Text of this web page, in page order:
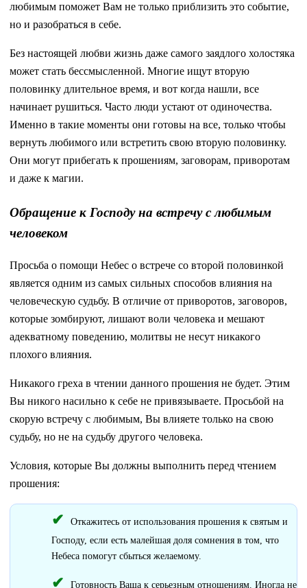
любимым поможет Вам не только приблизить это событие,
но и разобраться в себе.
Без настоящей любви жизнь даже самого заядлого холостяка
может стать бессмысленной. Многие ищут вторую
половинку длительное время, и вот когда нашли, все
начинает рушиться. Часто люди устают от одиночества.
Именно в такие моменты они готовы на все, только чтобы
вернуть любимого или встретить свою вторую половинку.
Они могут прибегать к прошениям, заговорам, приворотам
и даже к магии.
Обращение к Господу на встречу с любимым
человеком
Просьба о помощи Небес о встрече со второй половинкой
является одним из самых сильных способов влияния на
человеческую судьбу. В отличие от приворотов, заговоров,
которые зомбируют, лишают воли человека и мешают
адекватному поведению, молитвы не несут никакого
плохого влияния.
Никакого греха в чтении данного прошения не будет. Этим
Вы никого насильно к себе не привязываете. Просьбой на
скорую встречу с любимым, Вы влияете только на свою
судьбу, но не на судьбу другого человека.
Условия, которые Вы должны выполнить перед чтением
прошения:
Откажитесь от использования прошения к святым и
Господу, если есть малейшая доля сомнения в том, что
Небеса помогут сбыться желаемому.
Готовность Ваша к серьезным отношениям. Иногда не